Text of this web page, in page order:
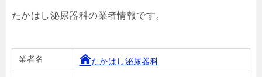
たかはし泌尿器科の業者情報です。
業者名 たかはし泌尿器科